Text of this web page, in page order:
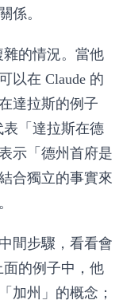
係。
雜的情況。當他
以在 Claude 的
達拉斯的例子
表「達拉斯在德
示「德州首府是
合獨立的事實來
間步驟，看看會
面的例子中，他
加州」的概念；